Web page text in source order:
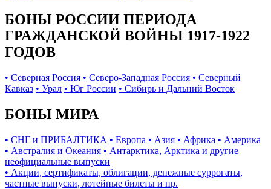
БОНЫ РОССИИ ПЕРИОДА
ГРАЖДАНСКОЙ ВОЙНЫ 1917-1922
ГОДОВ
• Северная Россия • Северо-Западная Россия • Северный
Кавказ • Урал • Юг России • Сибирь и Дальний Восток
БОНЫ МИРА
• СНГ и ПРИБАЛТИКА • Европа • Азия • Африка • Америка
• Австралия и Океания • Антарктика, Арктика и другие
неофициальные выпуски
• Акции, сертификаты, облигации, денежные суррогаты,
частные выпуски, лотейные билеты и пр.